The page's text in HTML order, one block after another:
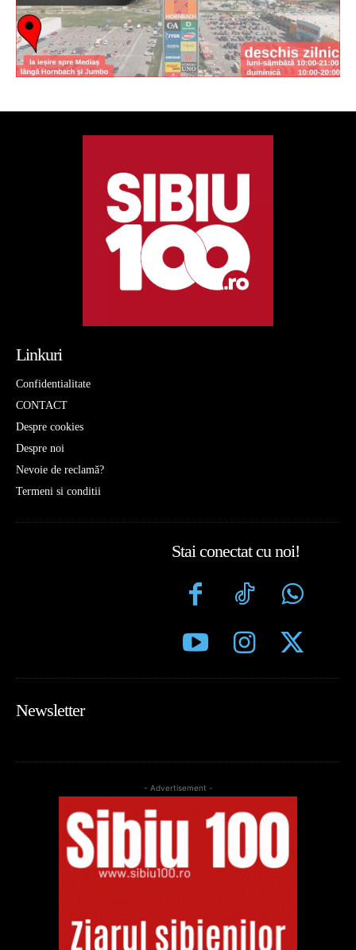
Linkuri
Confidentialitate
CONTACT
Despre cookies
Despre noi
Nevoie de reclamă?
Termeni si conditii
Stai conectat cu noi!
Newsletter
- Advertisement -